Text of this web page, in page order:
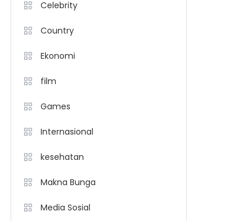
Celebrity
Country
Ekonomi
film
Games
Internasional
kesehatan
Makna Bunga
Media Sosial